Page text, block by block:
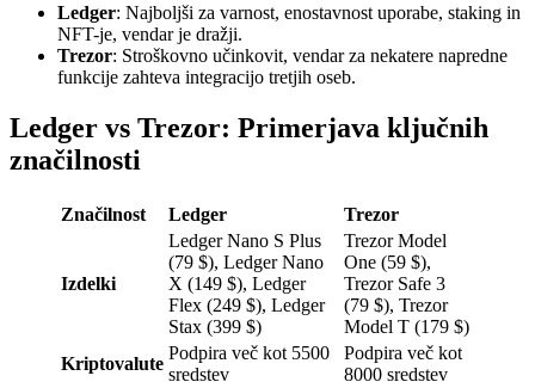
Ledger: Najboljši za varnost, enostavnost uporabe, staking in
NFT-je, vendar je dražji.
Trezor: Stroškovno učinkovit, vendar za nekatere napredne
funkcije zahteva integracijo tretjih oseb.
Ledger vs Trezor: Primerjava ključnih
značilnosti
Značilnost Ledger Trezor
Izdelki
Ledger Nano S Plus
(79 $), Ledger Nano
X (149 $), Ledger
Flex (249 $), Ledger
Stax (399 $)
Trezor Model
One (59 $),
Trezor Safe 3
(79 $), Trezor
Model T (179 $)
Kriptovalute
Podpira več kot 5500
sredstev
Podpira več kot
8000 sredstev